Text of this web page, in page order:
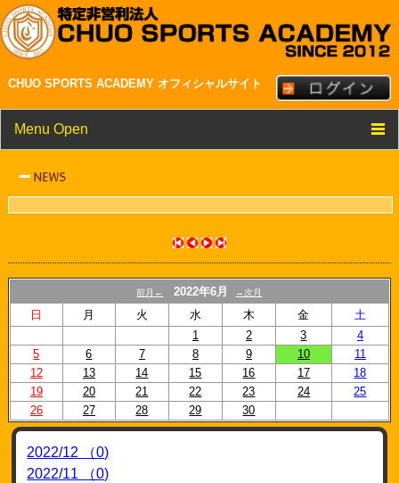
CHUO SPORTS ACADEMY オフィシャルサイト
Menu Open
スケジュール
リンク
前月← 2022年6月 →次月
日 月 火 水 木 金
土
1
2 3
4
5
6 7 8 9 10
11
12
13 14 15 16 17
18
19
20 21 22 23 24
25
26
27 28 29 30
2022/12 （0)
2022/11 （0)